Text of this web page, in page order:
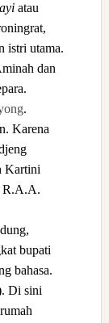
atau
istri utama.
dan
.
Karena
Kartini
R.A.A.
bupati
bahasa.
Di sini